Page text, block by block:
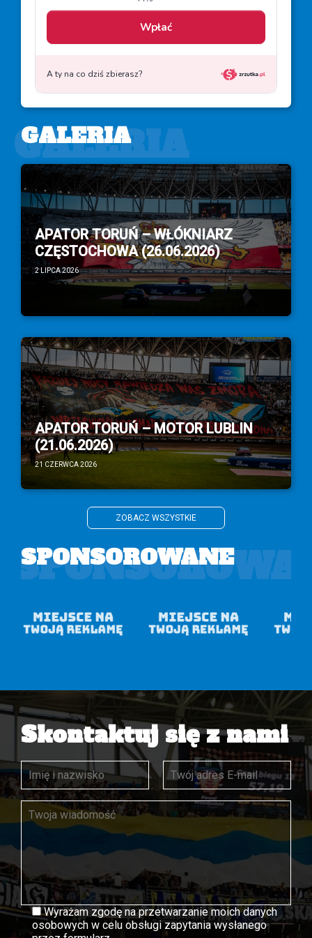
GALERIA
GALERIA
APATOR TORUŃ – WŁÓKNIARZ
CZĘSTOCHOWA (26.06.2026)
2 LIPCA 2026
APATOR TORUŃ – MOTOR LUBLIN
(21.06.2026)
21 CZERWCA 2026
ZOBACZ WSZYSTKIE
SPONSOROWANE
Skontaktuj się z nami
Wyrażam zgodę na przetwarzanie moich danych
osobowych w celu obsługi zapytania wysłanego